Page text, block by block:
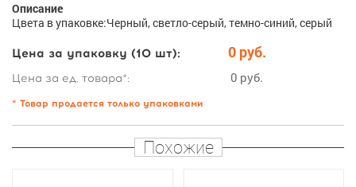
Описание
Цвета в упаковке:Черный, светло-серый, темно-синий, серый
Цена за упаковку (10 шт): 0 руб.
Цена за ед. товара*: 0 руб.
* Товар продается только упаковками
Похожие